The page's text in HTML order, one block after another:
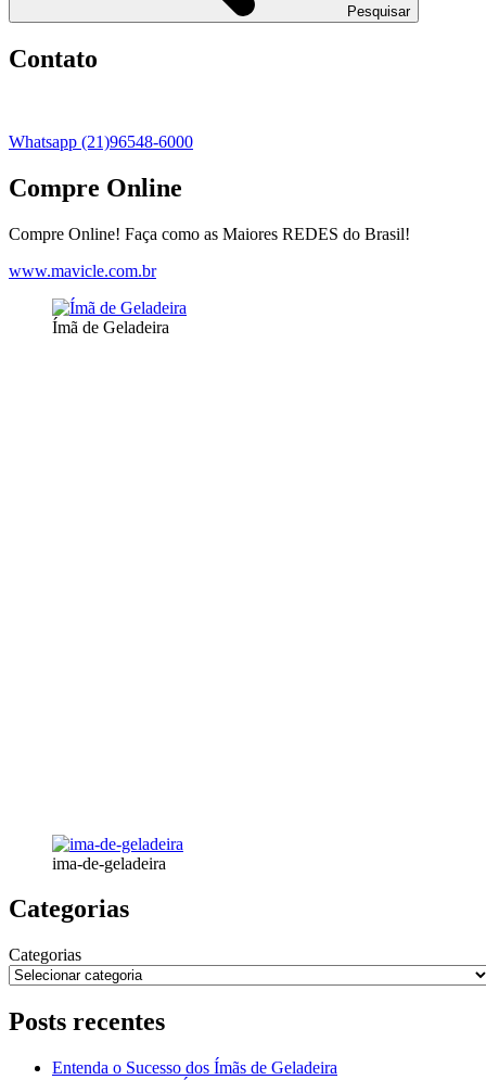
Pesquisar
Contato
Whatsapp (21)96548-6000
Compre Online
Compre Online! Faça como as Maiores REDES do Brasil!
www.mavicle.com.br
Ímã de Geladeira
ima-de-geladeira
Categorias
Categorias
Posts recentes
Entenda o Sucesso dos Ímãs de Geladeira